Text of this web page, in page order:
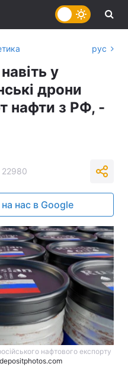
рус
у
дрони
нафти з РФ, -
22980
нас в Google
нафтового експорту